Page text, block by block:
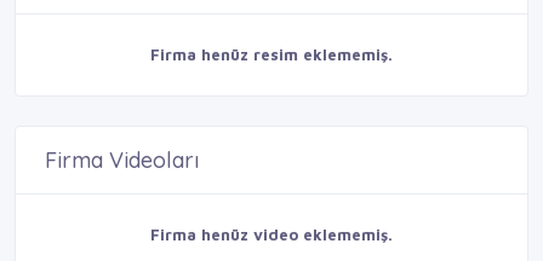
Firma henüz resim eklememiş.
Firma Videoları
Firma henüz video eklememiş.